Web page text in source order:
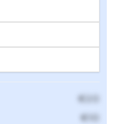
€20
€10